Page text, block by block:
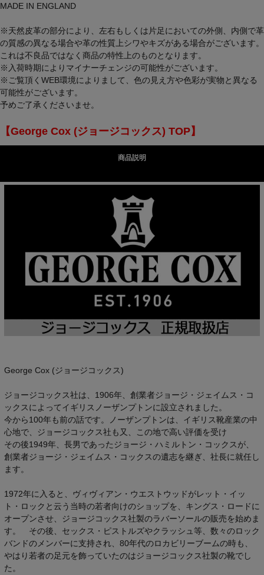
MADE IN ENGLAND
※天然皮革の部分により、左右もしくは片足においての外側、内側で革
の質感の異なる場合や革の性質上シワやキズがある場合がございます。
これは不良品ではなく商品の特性上のものとなります。
※入荷時期によりマイナーチェンジの可能性がございます。
※ご覧頂くWEB環境によりまして、色の見え方や色彩が実物と異なる
可能性がございます。
予めご了承くださいませ。
【George Cox (ジョージコックス) TOP】
商品説明
George Cox (ジョージコックス)
ジョージコックス社は、1906年、創業者ジョージ・ジェイムス・コ
ックスによってイギリスノーザンプトンに設立されました。
今から100年も前の話です。ノーザンプトンは、イギリス靴産業の中
心地で、ジョージコックス社も又、この地で高い評価を受け
その後1949年、長男であったジョージ・ハミルトン・コックスが、
創業者ジョージ・ジェイムス・コックスの遺志を継ぎ、社長に就任し
ます。
1972年に入ると、ヴィヴィアン・ウエストウッドがレット・イッ
ト・ロックと云う当時の若者向けのショップを、キングス・ロードに
オープンさせ、ジョージコックス社製のラバーソールの販売を始めま
す。 その後、セックス・ピストルズやクラッシュ等、数々のロック
バンドのメンバーに支持され、80年代のロカビリーブームの時も、
やはり若者の足元を飾っていたのはジョージコックス社製の靴でし
た。